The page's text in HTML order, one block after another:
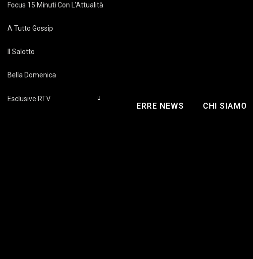
Focus 15 Minuti Con L’Attualità
A Tutto Gossip
Il Salotto
Bella Domenica
Esclusive RTV
ERRE NEWS CHI SIAMO